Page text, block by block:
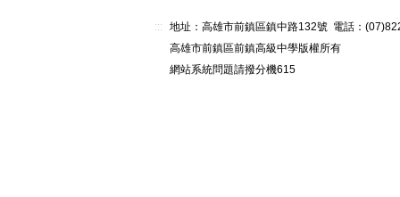
:::
地址：高雄市前鎮區鎮中路132號 電話：
高雄市前鎮區前鎮高級中學版權所有
網站系統問題請撥分機615